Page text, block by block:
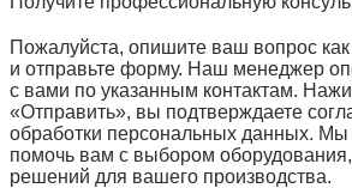
Пожалуйста, опишите ваш вопрос
и отправьте форму. Наш менеджер
с вами по указанным контактам.
«Отправить», вы подтверждаете
обработки персональных данных. Мы
помочь вам с выбором
решений для вашего производства.